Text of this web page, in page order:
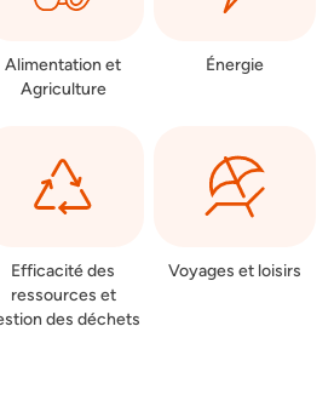
Alimentation et
Agriculture
Énergie
Efficacité des
ressources et
des déchets
Voyages et loisirs